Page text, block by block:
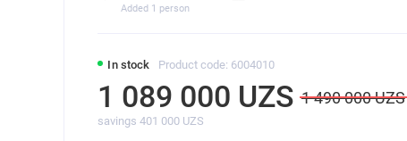
In stock Product code: 6004010
1 089 000 UZS 1 490 000 UZS
savings 401 000 UZS
Added 1 person